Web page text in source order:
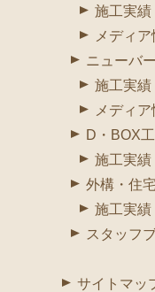
施工実績
メディア
ニューバ
施工実績
メディア
D・BOX
施工実績
外構・住
施工実績
スタッフ
サイトマッ